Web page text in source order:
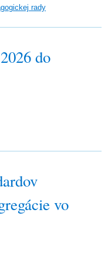
rady
do
vo